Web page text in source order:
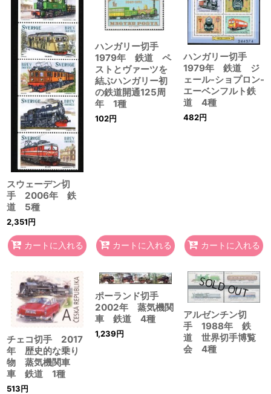
スウェーデン切
手 2006年 鉄
道 5種
2,351円
カートに入れる
ハンガリー切手
1979年 鉄道 ペ
ストとヴァーツを
結ぶハンガリー初
の鉄道開通125周
年 1種
102円
カートに入れる
ハンガリー切手
1979年 鉄道 ジ
ェール-ショプロン-
エーベンフルト鉄
道 4種
482円
カートに入れる
チェコ切手 2017
年 歴史的な乗り
物 蒸気機関車
車 鉄道 1種
513円
ポーランド切手
2002年 蒸気機関
車 鉄道 4種
1,239円
アルゼンチン切
手 1988年 鉄
道 世界切手博覧
会 4種